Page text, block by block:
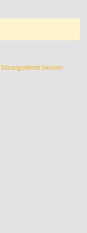
SitzungsdienstSession(Wird in